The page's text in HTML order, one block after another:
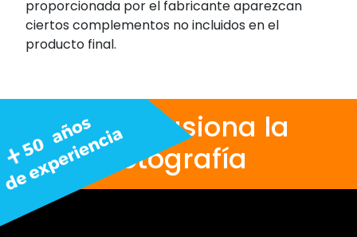
proporcionada por el fabricante aparezcan
ciertos complementos no incluidos en el
producto final.
Nos apasiona la
fotografía